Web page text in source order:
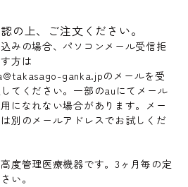
の上、ご注文ください。
みの場合、パソコンメール受信拒
方は
ganka.jpのメールを受
てください。一部のauにてメール
になれない場合があります。メー
別のメールアドレスでお試しくだ
度管理医療機器です。3ヶ月毎の定
い。